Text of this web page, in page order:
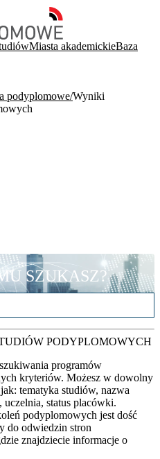
Miasta akademickieBaza
podyplomowe Wyniki
SZUKASZ?
PODYPLOMOWYCH
programów
kryteriów. Możesz w dowolny
tematyka studiów, nazwa
status placówki.
podyplomowych jest dość
do odwiedzin stron
znajdziecie informacje o